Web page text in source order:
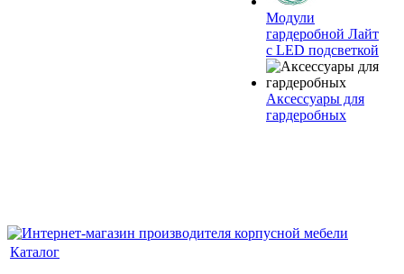
Модули
гардеробной Лайт
с LED подсветкой
Аксессуары для
гардеробных
Каталог